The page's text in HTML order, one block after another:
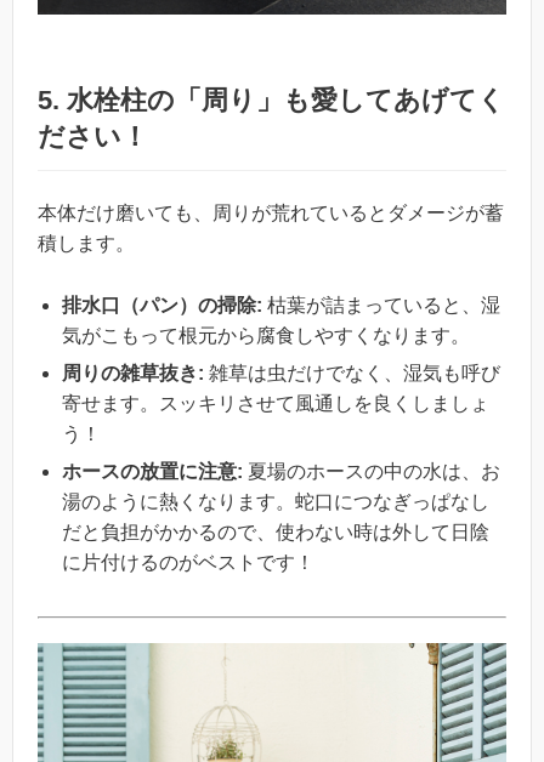
5. 水栓柱の「周り」も愛してあげてく
ださい！
本体だけ磨いても、周りが荒れているとダメージが蓄
積します。
排水口（パン）の掃除: 枯葉が詰まっていると、湿
気がこもって根元から腐食しやすくなります。
周りの雑草抜き: 雑草は虫だけでなく、湿気も呼び
寄せます。スッキリさせて風通しを良くしましょ
う！
ホースの放置に注意: 夏場のホースの中の水は、お
湯のように熱くなります。蛇口につなぎっぱなし
だと負担がかかるので、使わない時は外して日陰
に片付けるのがベストです！